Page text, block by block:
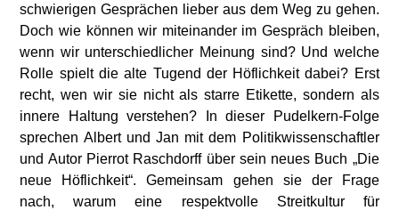
schwierigen Gesprächen lieber aus dem Weg zu gehen.
Doch wie können wir miteinander im Gespräch bleiben,
wenn wir unterschiedlicher Meinung sind? Und welche
Rolle spielt die alte Tugend der Höflichkeit dabei? Erst
recht, wen wir sie nicht als starre Etikette, sondern als
innere Haltung verstehen? In dieser Pudelkern-Folge
sprechen Albert und Jan mit dem Politikwissenschaftler
und Autor Pierrot Raschdorff über sein neues Buch „Die
neue Höflichkeit“. Gemeinsam gehen sie der Frage
nach, warum eine respektvolle Streitkultur für